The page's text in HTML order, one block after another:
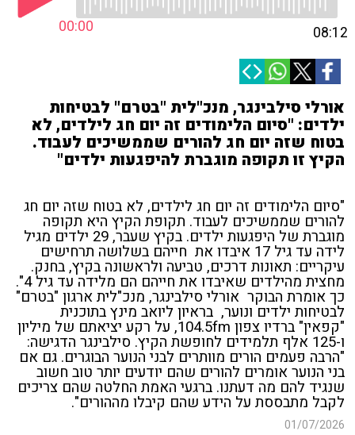
00:00 08:12
אורלי סילבינגר, מנכ"לית "בטרם" לבטיחות
ילדים: "סיום הלימודים זה יום חג לילדים, לא
בטוח שזה יום חג להורים שממשיכים לעבוד.
הקיץ זו תקופה מוגברת להיפגעות ילדים"
"סיום הלימודים זה יום חג לילדים, לא בטוח שזה יום חג
להורים שממשיכים לעבוד. תקופת הקיץ היא תקופה
מוגברת של היפגעות ילדים. בקיץ שעבר, 29 ילדים מגיל
לידה עד גיל 17 איבדו את חייהם בשלושה תרחישים
עיקריים: תאונות דרכים, טביעה ולראשונה בקיץ, בחנק.
מחצית מהילדים שאיבדו את חייהם הם מלידה עד גיל 4".
כך אומרת הבוקר אורלי סילבינגר, מנכ"לית ארגון "בטרם"
לבטיחות ילדים ונוער, בראיון ליואב מינץ בתוכנית
"קפאין" ברדיו צפון 104.5fm, על רקע יציאתם של מיליון
ו-125 אלף תלמידים לחופשת הקיץ. סילבינגר הדגישה:
"הרבה פעמים הורים מוותרים לבני הנוער הבוגרים. גם אם
בני הנוער אומרים להורים שהם יודעים יותר טוב חשוב
שנגיד להם מה דעתנו. ברגעי האמת החלטה שהם צריכים
לקבל מתבססת על הידע שהם קיבלו מההורים".
01/07/2026